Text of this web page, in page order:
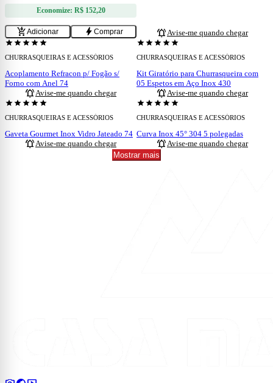
Economize: R$ 152,20
add_shopping_cartAdicionar bolt Comprar notifications_activeAvise-me quando chegar
ESGOTADO
starstarstarstarstar
CHURRASQUEIRAS E ACESSÓRIOS
Acoplamento Refracon p/ Fogão s/
Forno com Anel 74
notifications_activeAvise-me quando chegar
ESGOTADO
starstarstarstarstar
CHURRASQUEIRAS E ACESSÓRIOS
Kit Giratório para Churrasqueira com
05 Espetos em Aço Inox 430
notifications_activeAvise-me quando chegar
ESGOTADO
starstarstarstarstar
CHURRASQUEIRAS E ACESSÓRIOS
Gaveta Gourmet Inox Vidro Jateado 74
notifications_activeAvise-me quando chegar
ESGOTADO
starstarstarstarstar
CHURRASQUEIRAS E ACESSÓRIOS
Curva Inox 45° 304 5 polegadas
notifications_activeAvise-me quando chegar
Mostrar mais